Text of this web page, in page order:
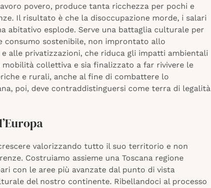
povero, produce tanta ricchezza per pochi e
Il risultato è che la disoccupazione morde, i salari
abitativo esplode. Serve una battaglia culturale per
consumo sostenibile, non improntato allo
alle privatizzazioni, che riduca gli impatti ambientali
collettiva e sia finalizzato a far rivivere le
e rurali, anche al fine di combattere lo
poi, deve contraddistinguersi come terra di legalità
valorizzando tutto il suo territorio e non
Costruiamo assieme una Toscana regione
con le aree più avanzate dal punto di vista
del nostro continente. Ribellandoci al processo